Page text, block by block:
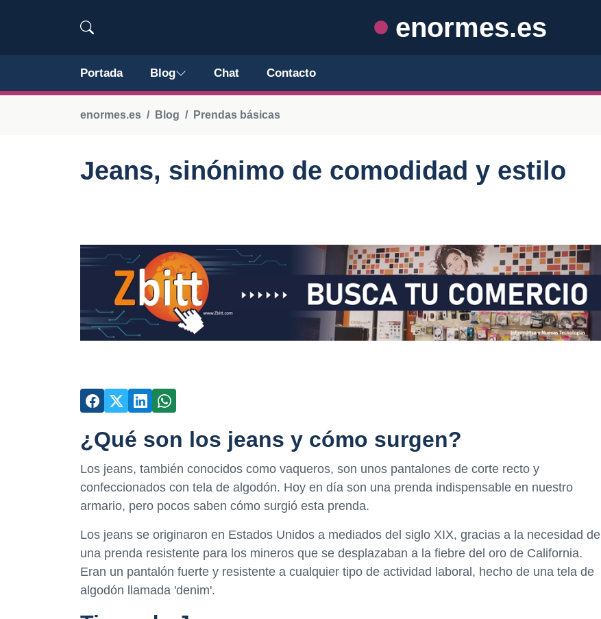
enormes.es
Portada Blog Chat Contacto
enormes.es Blog Prendas básicas
Jeans, sinónimo de comodidad y estilo
¿Qué son los jeans y cómo surgen?
Los jeans, también conocidos como vaqueros, son unos pantalones de corte recto y
confeccionados con tela de algodón. Hoy en día son una prenda indispensable en nuestro
armario, pero pocos saben cómo surgió esta prenda.
Los jeans se originaron en Estados Unidos a mediados del siglo XIX, gracias a la necesidad de
una prenda resistente para los mineros que se desplazaban a la fiebre del oro de California.
Eran un pantalón fuerte y resistente a cualquier tipo de actividad laboral, hecho de una tela de
algodón llamada 'denim'.